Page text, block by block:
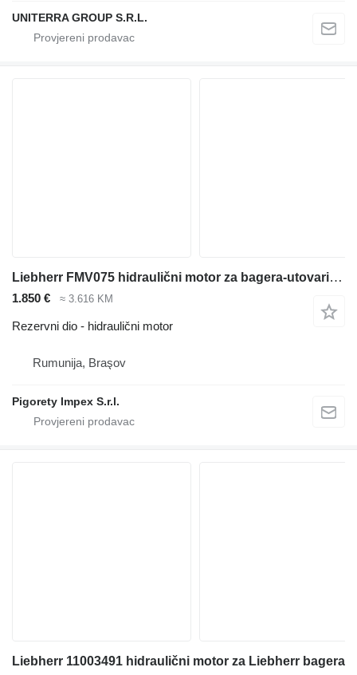
UNITERRA GROUP S.R.L.
Liebherr FMV075 hidraulični motor za bagera-utovarivača
1.850 € ≈ 3.616 KM
Rezervni dio - hidraulični motor
Rumunija, Braşov
Pigorety Impex S.r.l.
Liebherr 11003491 hidraulični motor za Liebherr bagera